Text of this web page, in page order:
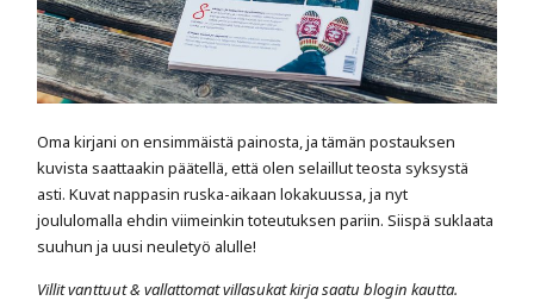
Oma kirjani on ensimmäistä painosta, ja tämän postauksen
kuvista saattaakin päätellä, että olen selaillut teosta syksystä
asti. Kuvat nappasin ruska-aikaan lokakuussa, ja nyt
joululomalla ehdin viimeinkin toteutuksen pariin. Siispä suklaata
suuhun ja uusi neuletyö alulle!
Villit vanttuut & vallattomat villasukat kirja saatu blogin kautta.